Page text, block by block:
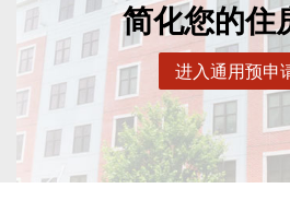
简化您的住
进入通用预申